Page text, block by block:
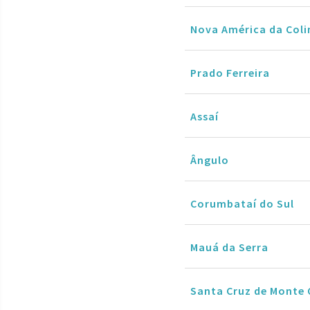
Nova América da
Prado Ferreira
Assaí
Ângulo
Corumbataí do Sul
Mauá da Serra
Santa Cruz de Monte